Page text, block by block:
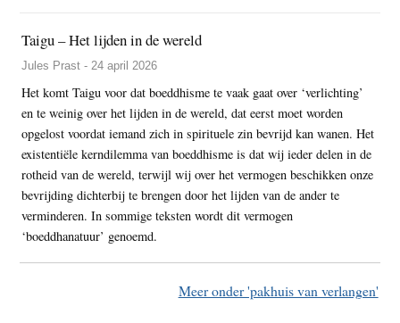
Taigu – Het lijden in de wereld
Jules Prast - 24 april 2026
Het komt Taigu voor dat boeddhisme te vaak gaat over ‘verlichting’
en te weinig over het lijden in de wereld, dat eerst moet worden
opgelost voordat iemand zich in spirituele zin bevrijd kan wanen. Het
existentiële kerndilemma van boeddhisme is dat wij ieder delen in de
rotheid van de wereld, terwijl wij over het vermogen beschikken onze
bevrijding dichterbij te brengen door het lijden van de ander te
verminderen. In sommige teksten wordt dit vermogen
‘boeddhanatuur’ genoemd.
Meer onder 'pakhuis van verlangen'